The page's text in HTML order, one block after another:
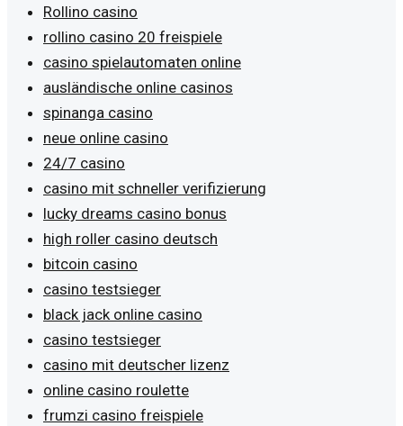
Rollino casino
rollino casino 20 freispiele
casino spielautomaten online
ausländische online casinos
spinanga casino
neue online casino
24/7 casino
casino mit schneller verifizierung
lucky dreams casino bonus
high roller casino deutsch
bitcoin casino
casino testsieger
black jack online casino
casino testsieger
casino mit deutscher lizenz
online casino roulette
frumzi casino freispiele